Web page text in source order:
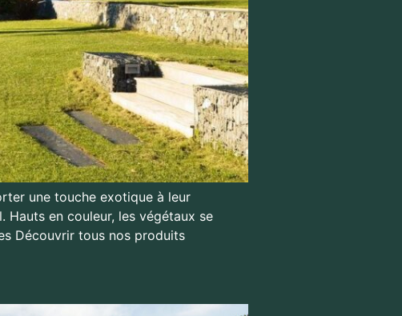
une touche exotique à leur
en couleur, les végétaux se
Découvrir tous nos produits